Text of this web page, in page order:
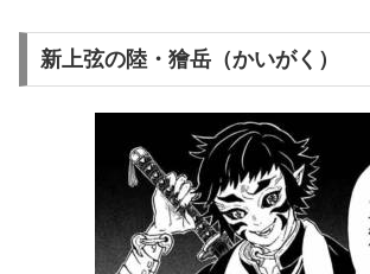
新上弦の陸・獪岳（かいがく）